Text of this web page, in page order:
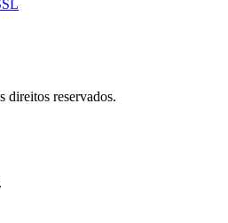
direitos reservados.